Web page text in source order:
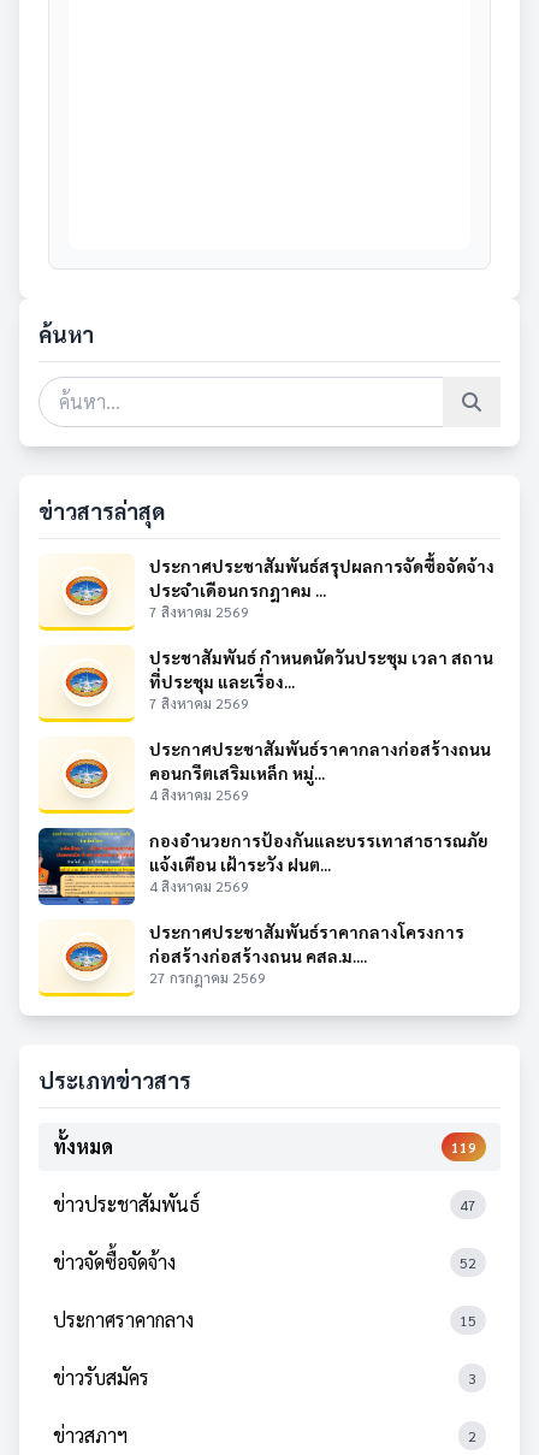
ค้นหา
ข่าวสารล่าสุด
ประกาศประชาสัมพันธ์สรุปผลการจัดซื้อจัดจ้าง
ประจำเดือนกรกฎาคม ...
7 สิงหาคม 2569
ประชาสัมพันธ์ กำหนดนัดวันประชุม เวลา สถาน
ที่ประชุม และเรื่อง...
7 สิงหาคม 2569
ประกาศประชาสัมพันธ์ราคากลางก่อสร้างถนน
คอนกรีตเสริมเหล็ก หมู่...
4 สิงหาคม 2569
กองอำนวยการป้องกันและบรรเทาสาธารณภัย
แจ้งเตือน เฝ้าระวัง ฝนต...
4 สิงหาคม 2569
ประกาศประชาสัมพันธ์ราคากลางโครงการ
ก่อสร้างก่อสร้างถนน คสล.ม....
27 กรกฎาคม 2569
ประเภทข่าวสาร
ทั้งหมด 119
ข่าวประชาสัมพันธ์ 47
ข่าวจัดซื้อจัดจ้าง 52
ประกาศราคากลาง 15
ข่าวรับสมัคร 3
ข่าวสภาฯ 2